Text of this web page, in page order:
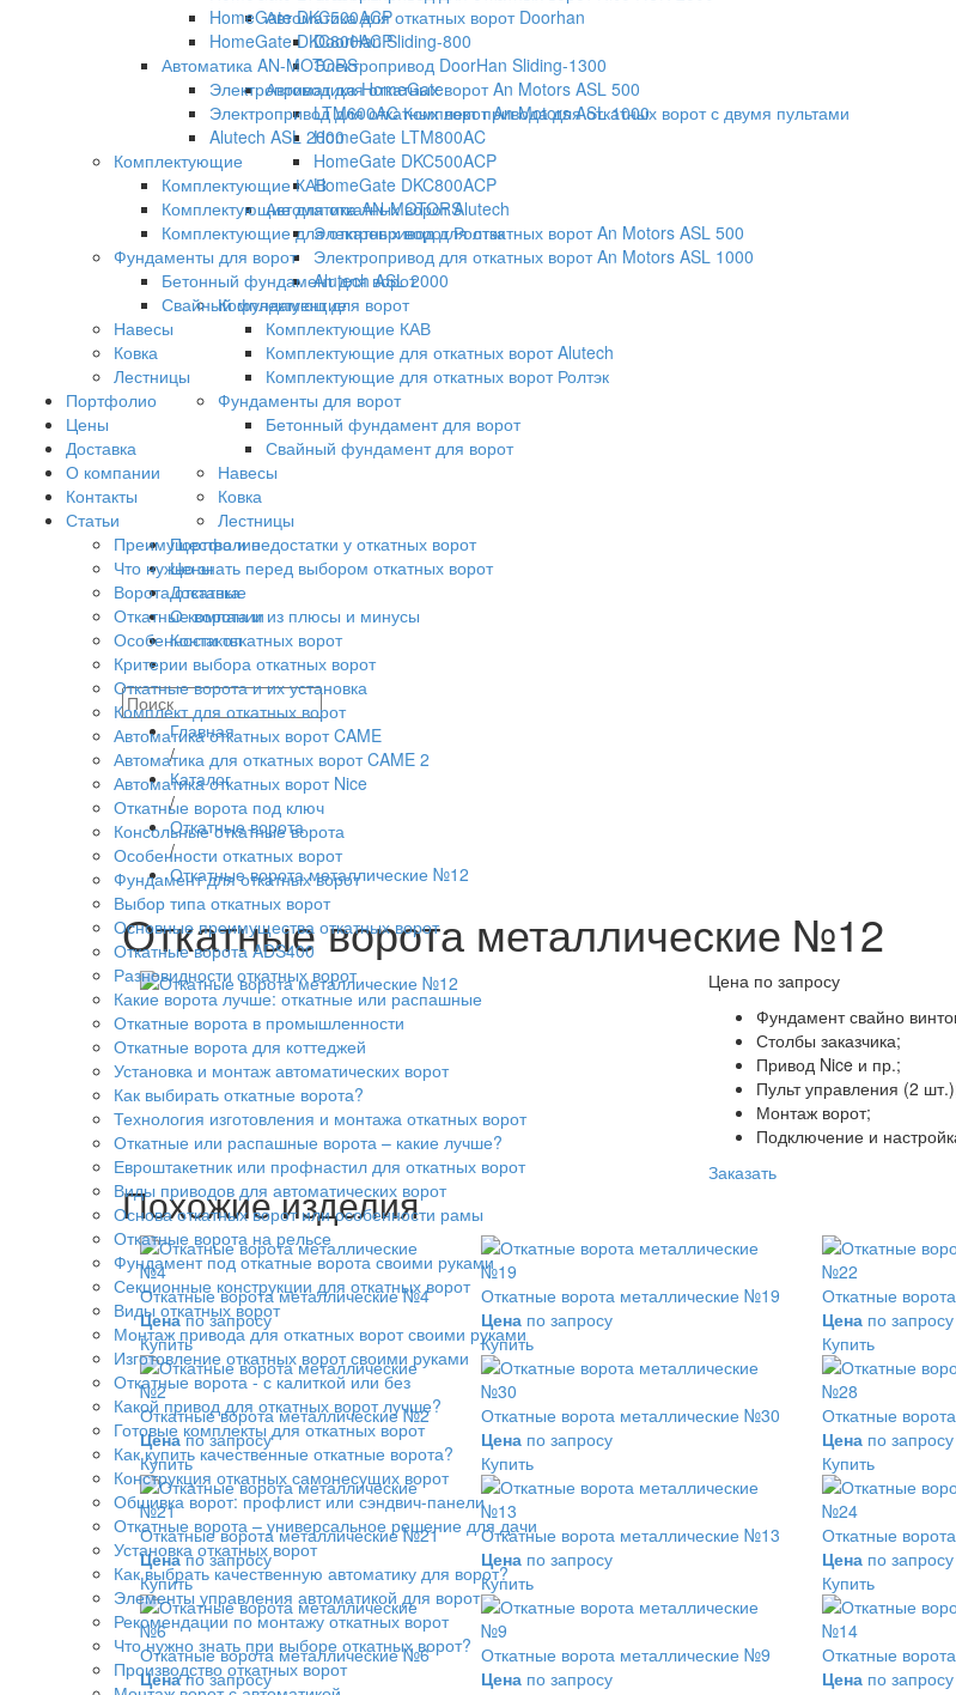
Автоматика для откатных ворот Doorhan
DoorHan Sliding-800
Электропривод DoorHan Sliding-1300
Автоматика HomeGate
LTM600AC Комплект привода для откатных ворот с двумя пультами
HomeGate LTM800AC
HomeGate DKC500ACP
HomeGate DKC800ACP
Автоматика AN-MOTORS
Электропривод для откатных ворот An Motors ASL 500
Электропривод для откатных ворот An Motors ASL 1000
Alutech ASL 2000
Комплектующие
Комплектующие КАВ
Комплектующие для откатных ворот Alutech
Комплектующие для откатных ворот Ролтэк
Фундаменты для ворот
Бетонный фундамент для ворот
Свайный фундамент для ворот
Навесы
Ковка
Лестницы
Портфолио
Цены
Доставка
О компании
Контакты
HomeGate DKC500ACP
HomeGate DKC800ACP
Автоматика AN-MOTORS
Электропривод для откатных ворот An Motors ASL 500
Электропривод для откатных ворот An Motors ASL 1000
Alutech ASL 2000
Комплектующие
Комплектующие КАВ
Комплектующие для откатных ворот Alutech
Комплектующие для откатных ворот Ролтэк
Фундаменты для ворот
Бетонный фундамент для ворот
Свайный фундамент для ворот
Навесы
Ковка
Лестницы
Портфолио
Цены
Доставка
О компании
Контакты
Статьи
Преимущества и недостатки у откатных ворот
Что нужно знать перед выбором откатных ворот
Ворота откатные
Откатные ворота и из плюсы и минусы
Особенности откатных ворот
Критерии выбора откатных ворот
Откатные ворота и их установка
Комплект для откатных ворот
Автоматика откатных ворот CAME
Автоматика для откатных ворот CAME 2
Автоматика откатных ворот Nice
Откатные ворота под ключ
Консольные откатные ворота
Особенности откатных ворот
Фундамент для откатных ворот
Выбор типа откатных ворот
Основные преимущества откатных ворот
Откатные ворота ADS400
Разновидности откатных ворот
Какие ворота лучше: откатные или распашные
Откатные ворота в промышленности
Откатные ворота для коттеджей
Установка и монтаж автоматических ворот
Как выбирать откатные ворота?
Технология изготовления и монтажа откатных ворот
Откатные или распашные ворота – какие лучше?
Евроштакетник или профнастил для откатных ворот
Виды приводов для автоматических ворот
Основа откатных ворот или особенности рамы
Откатные ворота на рельсе
Фундамент под откатные ворота своими руками
Секционные конструкции для откатных ворот
Виды откатных ворот
Монтаж привода для откатных ворот своими руками
Изготовление откатных ворот своими руками
Откатные ворота - с калиткой или без
Какой привод для откатных ворот лучше?
Готовые комплекты для откатных ворот
Как купить качественные откатные ворота?
Конструкция откатных самонесущих ворот
Обшивка ворот: профлист или сэндвич-панели
Откатные ворота – универсальное решение для дачи
Установка откатных ворот
Как выбрать качественную автоматику для ворот?
Элементы управления автоматикой для ворот
Рекомендации по монтажу откатных ворот
Что нужно знать при выборе откатных ворот?
Производство откатных ворот
Главная
/
Каталог
/
Откатные ворота
/
Откатные ворота металлические №12
Откатные ворота металлические №12
Цена по запросу
Фундамент свайно
Столбы заказчика;
Привод Nice и пр.;
Пульт управления (2
Монтаж ворот;
Подключение и
Заказать
Похожие изделия
Откатные ворота металлические №4
Ценапо запросу
Купить
Откатные ворота металлические №19
Цена по запросу
Купить
Откатные
Цена по запросу
Купить
Откатные ворота металлические №2
Ценапо запросу
Купить
Откатные ворота металлические №30
Цена по запросу
Купить
Откатные
Цена по запросу
Купить
Откатные ворота металлические №21
Ценапо запросу
Купить
Откатные ворота металлические №13
Цена по запросу
Купить
Откатные
Цена по запросу
Купить
Откатные ворота металлические №6
Ценапо запросу
Откатные ворота металлические №9
Цена по запросу
Откатные
Цена по запросу